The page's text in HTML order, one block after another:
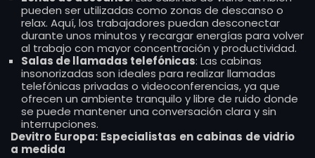
pueden ser utilizadas como zonas de descanso o
relax. Aquí, los trabajadores puedan desconectar
durante unos minutos y recargar energías para volver
al trabajo con mayor concentración y productividad.
Salas de llamadas telefónicas: Las cabinas
insonorizadas son ideales para realizar llamadas
telefónicas privadas o videoconferencias, ya que
ofrecen un ambiente tranquilo y libre de ruido donde
se puede mantener una conversación clara y sin
interrupciones.
Devitro Europa: Especialistas en cabinas de vidrio
a medida